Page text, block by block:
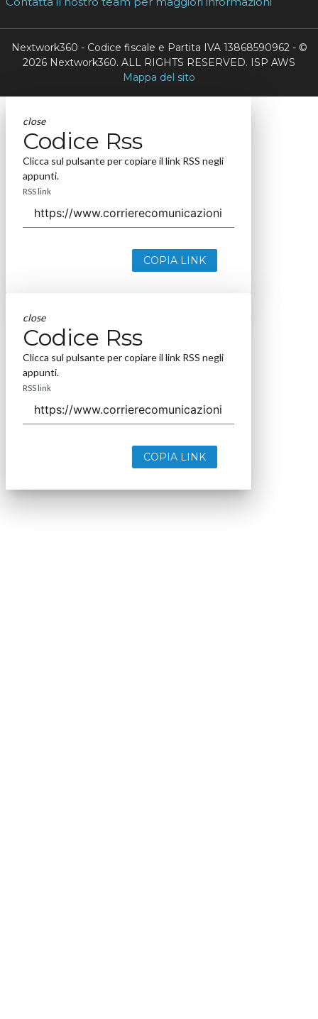
Nextwork360 - Codice fiscale e Partita IVA 13868590962 - ©
2026 Nextwork360. ALL RIGHTS RESERVED. ISP AWS
Mappa del sito
close
Codice Rss
Clicca sul pulsante per copiare il link RSS negli
appunti.
RSS link
COPIA LINK
close
Codice Rss
Clicca sul pulsante per copiare il link RSS negli
appunti.
RSS link
COPIA LINK